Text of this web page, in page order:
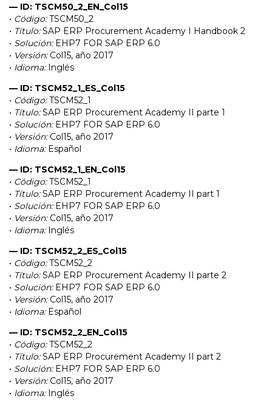
— ID: TSCM50_2_EN_Col15
• Código:TSCM50_2
• Título:SAP ERP Procurement Academy I Handbook 2
• Solución:EHP7 FOR SAP ERP 6.0
• Versión:Col15, año 2017
• Idioma:Inglés
— ID: TSCM52_1_ES_Col15
• Código:TSCM52_1
• Título:SAP ERP Procurement Academy II parte 1
• Solución:EHP7 FOR SAP ERP 6.0
• Versión:Col15, año 2017
• Idioma:Español
— ID: TSCM52_1_EN_Col15
• Código:TSCM52_1
• Título:SAP ERP Procurement Academy II part 1
• Solución:EHP7 FOR SAP ERP 6.0
• Versión:Col15, año 2017
• Idioma:Inglés
— ID: TSCM52_2_ES_Col15
• Código:TSCM52_2
• Título:SAP ERP Procurement Academy II parte 2
• Solución:EHP7 FOR SAP ERP 6.0
• Versión:Col15, año 2017
• Idioma:Español
— ID: TSCM52_2_EN_Col15
• Código:TSCM52_2
• Título:SAP ERP Procurement Academy II part 2
• Solución:EHP7 FOR SAP ERP 6.0
• Versión:Col15, año 2017
• Idioma:Inglés